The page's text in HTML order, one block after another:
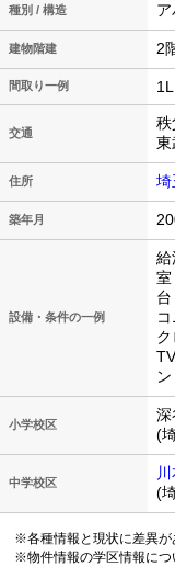
種別 / 構造
建物階建 2
間取り一例
交通
秩
東
住所 埼
築年月
設備・条件の一例
給
室
小学校区
深
(
中学校区
(
※各種情報と現状に差異が
※物件情報の学区情報につ